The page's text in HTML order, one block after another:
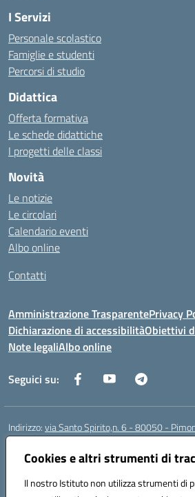
Cookies e altri strumenti di
Il nostro Istituto non utilizza strumenti di
I Servizi
Personale scolastico
Famiglie e studenti
Percorsi di studio
Didattica
Offerta formativa
Le schede didattiche
I progetti delle classi
Novità
Le notizie
Le circolari
Calendario eventi
Albo online
Contatti
Amministrazione TrasparentePrivacy
Dichiarazione di accessibilitàObiettivi
Note legaliAlbo online
Seguici su:
Indirizzo:via Santo Spirito,n. 6 - 80050 -
Centralino:
Posta elettronica certificata (PEC):
Codice fiscale: 82008870634